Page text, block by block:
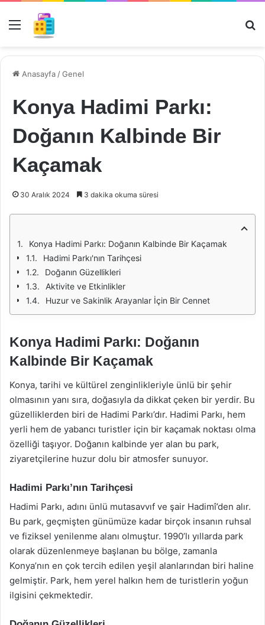
Menü
Anasayfa /Genel
Konya Hadimi Parkı:
Doğanın Kalbinde Bir
Kaçamak
30 Aralık 2024 3 dakika okuma süresi
Konya Hadimi Parkı: Doğanın Kalbinde Bir Kaçamak
Hadimi Parkı'nın Tarihçesi
Doğanın Güzellikleri
Aktivite ve Etkinlikler
Huzur ve Sakinlik Arayanlar İçin Bir Cennet
Konya Hadimi Parkı: Doğanın
Kalbinde Bir Kaçamak
Konya, tarihi ve kültürel zenginlikleriyle ünlü bir şehir
olmasının yanı sıra, doğasıyla da dikkat çeken bir yerdir. Bu
güzelliklerden biri de Hadimi Parkı’dır. Hadimi Parkı, hem
yerli hem de yabancı turistler için bir kaçamak noktası olma
özelliği taşıyor. Doğanın kalbinde yer alan bu park,
ziyaretçilerine huzur dolu bir atmosfer sunuyor.
Hadimi Parkı’nın Tarihçesi
Hadimi Parkı, adını ünlü mutasavvıf ve şair Hadimî’den alır.
Bu park, geçmişten günümüze kadar birçok insanın ruhsal
ve fiziksel yenilenme alanı olmuştur. 1990’lı yıllarda park
olarak düzenlenmeye başlanan bu bölge, zamanla
Konya’nın en çok tercih edilen yeşil alanlarından biri haline
gelmiştir. Park, hem yerel halkın hem de turistlerin yoğun
ilgisini çekmektedir.